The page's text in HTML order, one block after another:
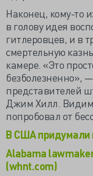
Наконец, кому-то
в голову идея
гитлеровцев, и в
смертельную
камере. «Это
безболезненно»,
представителей
Джим Хилл.
попробовал от
В США придумали
Alabama
(whnt.com)